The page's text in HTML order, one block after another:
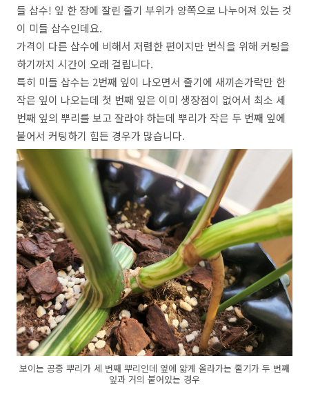
들 삽수! 잎 한 장에 잘린 줄기 부위가 양쪽으로 나누어져 있는 것
이 미들 삽수인데요.
가격이 다른 삽수에 비해서 저렴한 편이지만 번식을 위해 커팅을
하기까지 시간이 오래 걸립니다.
특히 미들 삽수는 2번째 잎이 나오면서 줄기에 새끼손가락만 한
작은 잎이 나오는데 첫 번째 잎은 이미 생장점이 없어서 최소 세
번째 잎의 뿌리를 보고 잘라야 하는데 뿌리가 작은 두 번째 잎에
붙어서 커팅하기 힘든 경우가 많습니다.
보이는 공중 뿌리가 세 번째 뿌리인데 옆에 얇게 올라가는 줄기가 두 번째
잎과 거의 붙어있는 경우